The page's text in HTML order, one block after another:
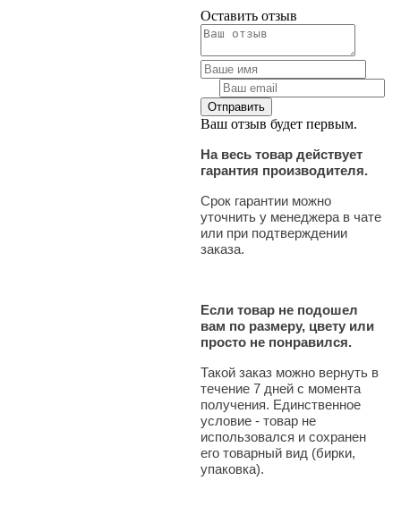
Оставить отзыв
Ваш отзыв будет первым.
На весь товар действует
гарантия производителя.
Срок гарантии можно
уточнить у менеджера в чате
или при подтверждении
заказа.
Если товар не подошел
вам по размеру, цвету или
просто не понравился.
Такой заказ можно вернуть в
течение 7 дней с момента
получения. Единственное
условие - товар не
использовался и сохранен
его товарный вид (бирки,
упаковка).